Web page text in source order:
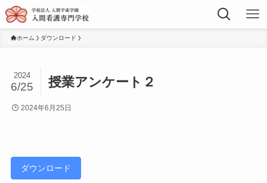
ホーム ダウンロード
授業アンケート２
2024
6/25
2024年6月25日
ダウンロード